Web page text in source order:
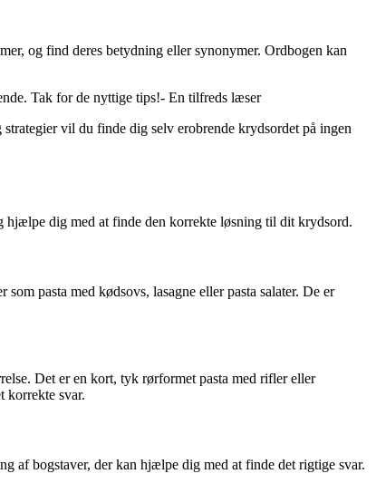
og find deres betydning eller synonymer. Ordbogen kan
Tak for de nyttige tips!- En tilfreds læser
vil du finde dig selv erobrende krydsordet på ingen
hjælpe dig med at finde den korrekte løsning til dit krydsord.
pasta med kødsovs, lasagne eller pasta salater. De er
Det er en kort, tyk rørformet pasta med rifler eller
korrekte svar.
af bogstaver, der kan hjælpe dig med at finde det rigtige svar.